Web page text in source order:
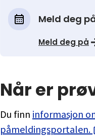
Meld deg
Meld deg på
Når er
Du finn informasjon
påmeldingsportalen.